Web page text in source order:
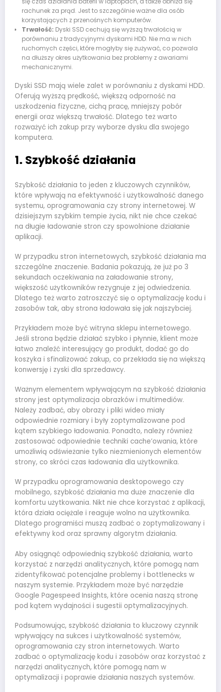
rachunek za prąd. Jest to szczególnie ważne dla osób
korzystających z przenośnych komputerów.
Trwałość: Dyski SSD cechują się wyższą trwałością w
porównaniu z tradycyjnymi dyskami HDD. Nie ma w nich
ruchomych części, które mogłyby się zużywać, co pozwala
na dłuższy okres użytkowania bez problemy z awariami
mechanicznymi.
Dyski SSD mają wiele zalet w porównaniu z dyskami HDD.
Oferują wyższą prędkość, większą odporność na
uszkodzenia fizyczne, cichą pracę, mniejszy pobór
energii oraz większą trwałość. Dlatego też warto
rozważyć ich zakup przy wyborze dysku dla swojego
komputera.
1. Szybkość działania
Szybkość działania to jeden z kluczowych czynników,
które wpływają na efektywność i użytkowalność danego
systemu, oprogramowania czy strony internetowej. W
dzisiejszym szybkim tempie życia, nikt nie chce czekać
na długie ładowanie stron czy spowolnione działanie
aplikacji.
W przypadku stron internetowych, szybkość działania ma
szczególne znaczenie. Badania pokazują, że już po 3
sekundach oczekiwania na załadowanie strony,
większość użytkowników rezygnuje z jej odwiedzenia.
Dlatego też warto zatroszczyć się o optymalizację kodu i
zasobów tak, aby strona ładowała się jak najszybciej.
Przykładem może być witryna sklepu internetowego.
Jeśli strona będzie działać szybko i płynnie, klient może
łatwo znaleźć interesujący go produkt, dodać go do
koszyka i sfinalizować zakup, co przekłada się na większą
konwersję i zyski dla sprzedawcy.
Ważnym elementem wpływającym na szybkość działania
strony jest optymalizacja obrazków i multimediów.
Należy zadbać, aby obrazy i pliki wideo miały
odpowiednie rozmiary i były zoptymalizowane pod
kątem szybkiego ładowania. Ponadto, należy również
zastosować odpowiednie techniki cache’owania, które
umożliwią odświeżanie tylko niezmienionych elementów
strony, co skróci czas ładowania dla użytkownika.
W przypadku oprogramowania desktopowego czy
mobilnego, szybkość działania ma duże znaczenie dla
komfortu użytkowania. Nikt nie chce korzystać z aplikacji,
która działa ociężale i reaguje wolno na użytkownika.
Dlatego programiści muszą zadbać o zoptymalizowany i
efektywny kod oraz sprawny algorytm działania.
Aby osiągnąć odpowiednią szybkość działania, warto
korzystać z narzędzi analitycznych, które pomogą nam
zidentyfikować potencjalne problemy i bottlenecks w
naszym systemie. Przykładem może być narzędzie
Google Pagespeed Insights, które ocenia naszą stronę
pod kątem wydajności i sugestii optymalizacyjnych.
Podsumowując, szybkość działania to kluczowy czynnik
wpływający na sukces i użytkowalność systemów,
oprogramowania czy stron internetowych. Warto
zadbać o optymalizację kodu i zasobów oraz korzystać z
narzędzi analitycznych, które pomogą nam w
optymalizacji i poprawie działania naszych systemów.